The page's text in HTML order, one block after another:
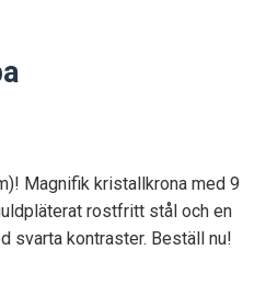
kr.
Magnifik kristallkrona med 9
rostfritt stål och en
svarta kontraster. Beställ nu!